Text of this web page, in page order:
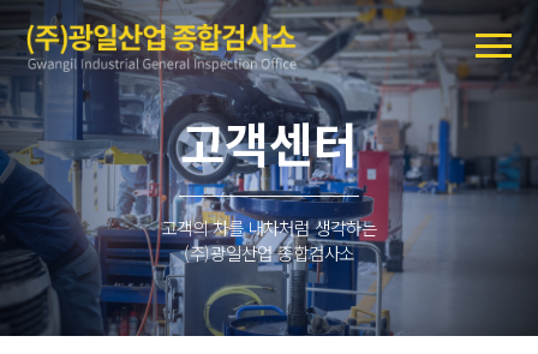
고객센터
고객의 차를 내차처럼 생각하는
(주)광일산업 종합검사소